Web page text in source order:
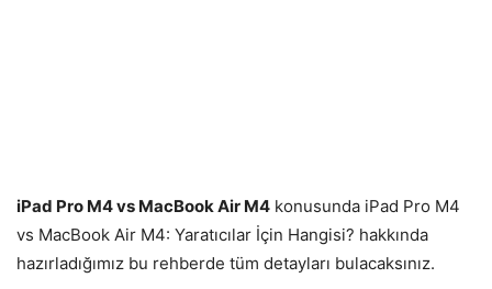
iPad Pro M4 vs MacBook Air M4 konusunda iPad Pro M4
vs MacBook Air M4: Yaratıcılar İçin Hangisi? hakkında
hazırladığımız bu rehberde tüm detayları bulacaksınız.